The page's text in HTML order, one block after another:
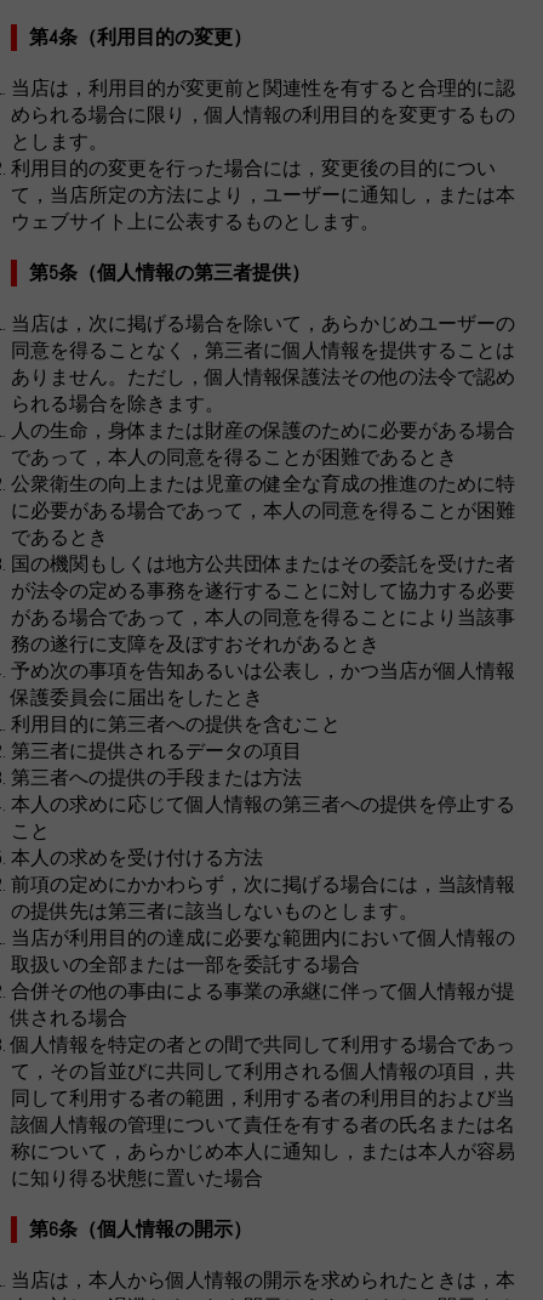
第4条（利用目的の変更）
当店は，利用目的が変更前と関連性を有すると合理的に認
められる場合に限り，個人情報の利用目的を変更するもの
とします。
利用目的の変更を行った場合には，変更後の目的につい
て，当店所定の方法により，ユーザーに通知し，または本
ウェブサイト上に公表するものとします。
第5条（個人情報の第三者提供）
当店は，次に掲げる場合を除いて，あらかじめユーザーの
同意を得ることなく，第三者に個人情報を提供することは
ありません。ただし，個人情報保護法その他の法令で認め
られる場合を除きます。
人の生命，身体または財産の保護のために必要がある場合
であって，本人の同意を得ることが困難であるとき
公衆衛生の向上または児童の健全な育成の推進のために特
に必要がある場合であって，本人の同意を得ることが困難
であるとき
国の機関もしくは地方公共団体またはその委託を受けた者
が法令の定める事務を遂行することに対して協力する必要
がある場合であって，本人の同意を得ることにより当該事
務の遂行に支障を及ぼすおそれがあるとき
予め次の事項を告知あるいは公表し，かつ当店が個人情報
保護委員会に届出をしたとき
利用目的に第三者への提供を含むこと
第三者に提供されるデータの項目
第三者への提供の手段または方法
本人の求めに応じて個人情報の第三者への提供を停止する
こと
本人の求めを受け付ける方法
前項の定めにかかわらず，次に掲げる場合には，当該情報
の提供先は第三者に該当しないものとします。
当店が利用目的の達成に必要な範囲内において個人情報の
取扱いの全部または一部を委託する場合
合併その他の事由による事業の承継に伴って個人情報が提
供される場合
個人情報を特定の者との間で共同して利用する場合であっ
て，その旨並びに共同して利用される個人情報の項目，共
同して利用する者の範囲，利用する者の利用目的および当
該個人情報の管理について責任を有する者の氏名または名
称について，あらかじめ本人に通知し，または本人が容易
に知り得る状態に置いた場合
第6条（個人情報の開示）
当店は，本人から個人情報の開示を求められたときは，本